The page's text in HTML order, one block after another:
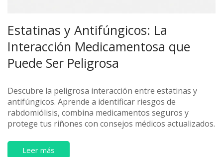
Estatinas y Antifúngicos: La
Interacción Medicamentosa que
Puede Ser Peligrosa
Descubre la peligrosa interacción entre estatinas y
antifúngicos. Aprende a identificar riesgos de
rabdomiólisis, combina medicamentos seguros y
protege tus riñones con consejos médicos actualizados.
Leer más